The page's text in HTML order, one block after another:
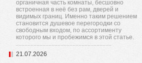
органичная часть комнаты, бесшовно
встроенная в неё без рам, дверей и
видимых границ. Именно таким решением
становится душевое перегородки со
свободным входом, по ассортименту
которого мы и пробежимся в этой статье.
21.07.2026